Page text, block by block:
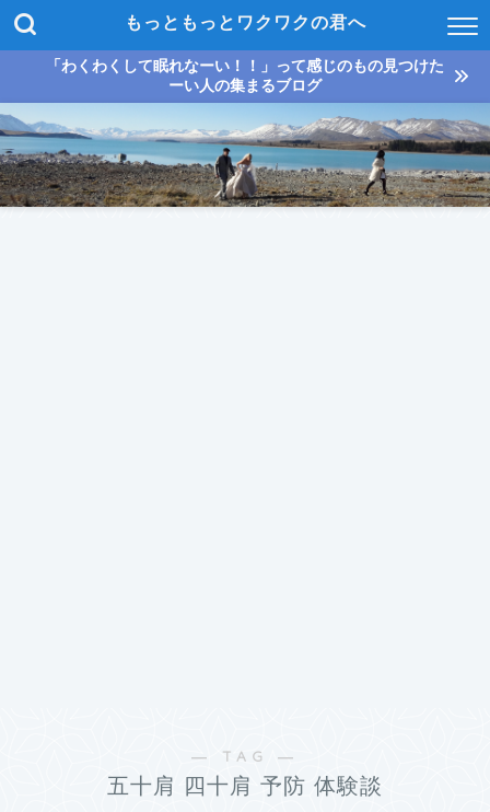
もっともっとワクワクの君へ
「わくわくして眠れなーい！！」って感じのもの見つけた
ーい人の集まるブログ
― TAG ―
五十肩 四十肩 予防 体験談